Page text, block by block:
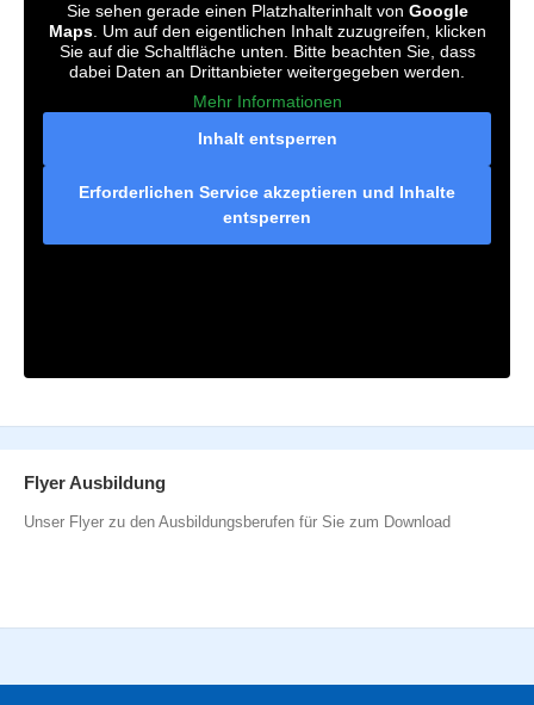
Sie sehen gerade einen Platzhalterinhalt von Google
Maps. Um auf den eigentlichen Inhalt zuzugreifen, klicken
Sie auf die Schaltfläche unten. Bitte beachten Sie, dass
dabei Daten an Drittanbieter weitergegeben werden.
Mehr Informationen
Inhalt entsperren
Erforderlichen Service akzeptieren und Inhalte
entsperren
Flyer Ausbildung
Unser Flyer zu den Ausbildungsberufen für Sie zum Download